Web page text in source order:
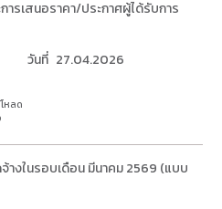
ารเสนอราคา/ประกาศผู้ได้รับการ
วันที่ 27.04.2026
หลด
างในรอบเดือน มีนาคม 2569 (แบบ